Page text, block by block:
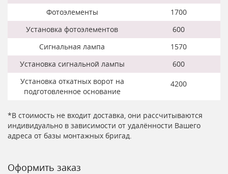
Фотоэлементы
1700
Установка фотоэлементов
600
Сигнальная лампа
1570
Установка сигнальной лампы
600
Установка откатных ворот на
подготовленное основание
4200
*В стоимость не входит доставка, они рассчитываются
индивидуально в зависимости от удалённости Вашего
адреса от базы монтажных бригад.
Оформить заказ